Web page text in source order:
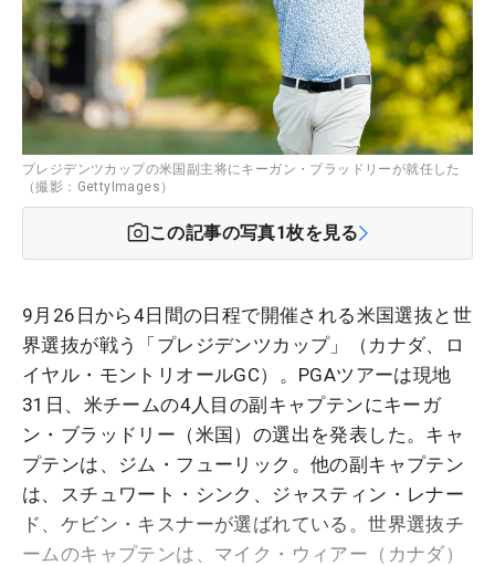
プレジデンツカップの米国副主将にキーガン・ブラッドリーが就任した
（撮影：GettyImages）
この記事の写真1枚を見る
9月26日から4日間の日程で開催される米国選抜と世
界選抜が戦う「プレジデンツカップ」（カナダ、ロ
イヤル・モントリオールGC）。PGAツアーは現地
31日、米チームの4人目の副キャプテンにキーガ
ン・ブラッドリー（米国）の選出を発表した。キャ
プテンは、ジム・フューリック。他の副キャプテン
は、スチュワート・シンク、ジャスティン・レナー
ド、ケビン・キスナーが選ばれている。世界選抜チ
ームのキャプテンは、マイク・ウィアー（カナダ）